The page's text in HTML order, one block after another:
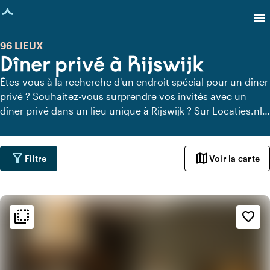
chargée
menu
Dîner privé à Rijswijk
96 LIEUX
Êtes-vous à la recherche d'un endroit spécial pour un dîner
privé ? Souhaitez-vous surprendre vos invités avec un
dîner privé dans un lieu unique à Rijswijk ? Sur Locaties.nl,
lieux à Rijswijk où vous pouvez dîner en toute tranquillité.
Découvrez tous les lieux de restauration privée pour un
délicieux dîner privé.
filter_alt Filtre mapVoir la carte
flip_to_back favorite_border
flip_to_back Ambiance
style
Hôtel chic